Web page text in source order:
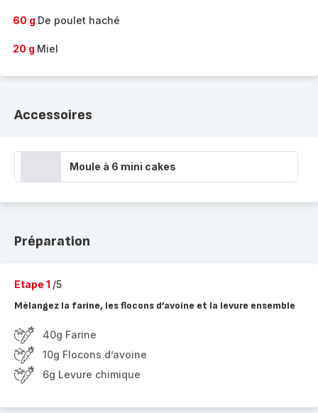
60 g De poulet haché
20 g Miel
Accessoires
Moule à 6 mini cakes
Préparation
Etape 1 /5
Mélangez la farine, les flocons d’avoine et la levure ensemble
40g Farine
10g Flocons d’avoine
6g Levure chimique